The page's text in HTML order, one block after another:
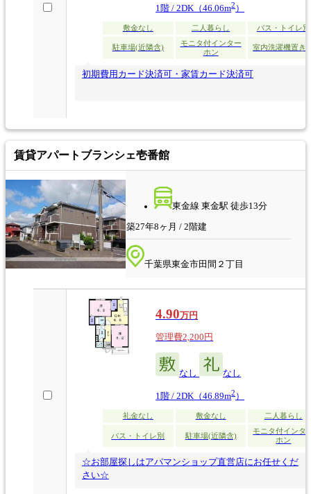
1階 / 2DK（46.06m2）
敷金なし 二人暮らし バス・トイレ別
駐車場(近隣含)
モニタ付インター
ホン
室内洗濯機置き
初期費用カード決済可・家賃カード決済可
賃貸アパート ブランシェ壱番館
東金線 東金駅 徒歩13分
築27年8ヶ月 / 2階建
千葉県東金市田間２丁目
4.90万円
管理費2,200円
なし なし
1階 / 2DK（46.89m2）
礼金なし 敷金なし 二人暮らし
バス・トイレ別 駐車場(近隣含)
モニタ付インタ
ホン
☆お部屋探しはアパマンショップ直営店にお任せくだ
さい☆